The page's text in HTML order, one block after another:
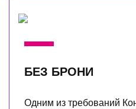
БЕЗ БРОНИ
Одним из требований